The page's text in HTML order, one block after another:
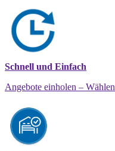
Schnell und Einfach
Angebote einholen –